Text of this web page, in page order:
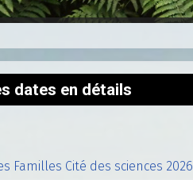
dates en détails
Familles Cité des sciences 2026